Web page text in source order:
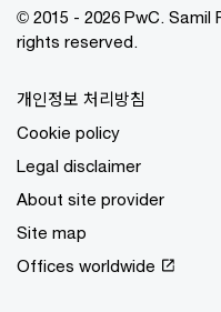
© 2015 - 2026 PwC.
rights reserved.
개인정보 처리방침
Cookie policy
Legal disclaimer
About site provider
Site map
Offices worldwide